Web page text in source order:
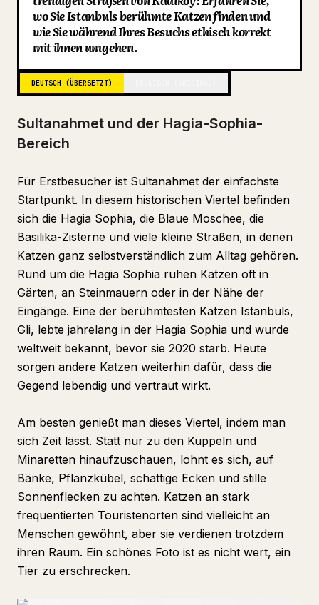
Blog
Updates
wo Sie Istanbuls berühmte Katzen finden und
wie Sie während Ihres Besuchs ethisch korrekt
mit ihnen umgehen.
DEUTSCH (ÜBERSETZT)
Sultanahmet und der Hagia-Sophia-
Bereich
Für Erstbesucher ist Sultanahmet der einfachste
Startpunkt. In diesem historischen Viertel befinden
sich die Hagia Sophia, die Blaue Moschee, die
Basilika-Zisterne und viele kleine Straßen, in denen
Katzen ganz selbstverständlich zum Alltag gehören.
Rund um die Hagia Sophia ruhen Katzen oft in
Gärten, an Steinmauern oder in der Nähe der
Eingänge. Eine der berühmtesten Katzen Istanbuls,
Gli, lebte jahrelang in der Hagia Sophia und wurde
weltweit bekannt, bevor sie 2020 starb. Heute
sorgen andere Katzen weiterhin dafür, dass die
Gegend lebendig und vertraut wirkt.
Am besten genießt man dieses Viertel, indem man
sich Zeit lässt. Statt nur zu den Kuppeln und
Minaretten hinaufzuschauen, lohnt es sich, auf
Bänke, Pflanzkübel, schattige Ecken und stille
Sonnenflecken zu achten. Katzen an stark
frequentierten Touristenorten sind vielleicht an
Menschen gewöhnt, aber sie verdienen trotzdem
ihren Raum. Ein schönes Foto ist es nicht wert, ein
Tier zu erschrecken.